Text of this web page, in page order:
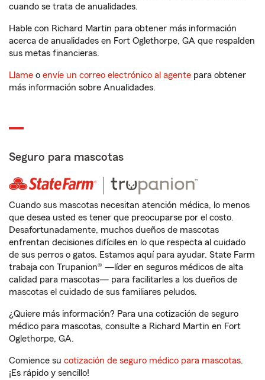
cuando se trata de anualidades.
Hable con Richard Martin para obtener más información
acerca de anualidades en Fort Oglethorpe, GA que respalden
sus metas financieras.
Llame o envíe un correo electrónico al agente para obtener
más información sobre Anualidades.
Seguro para mascotas
Cuando sus mascotas necesitan atención médica, lo menos
que desea usted es tener que preocuparse por el costo.
Desafortunadamente, muchos dueños de mascotas
enfrentan decisiones difíciles en lo que respecta al cuidado
de sus perros o gatos. Estamos aquí para ayudar. State Farm
trabaja con Trupanion® —líder en seguros médicos de alta
calidad para mascotas— para facilitarles a los dueños de
mascotas el cuidado de sus familiares peludos.
¿Quiere más información? Para una cotización de seguro
médico para mascotas, consulte a Richard Martin en Fort
Oglethorpe, GA.
Comience su cotización de seguro médico para mascotas.
¡Es rápido y sencillo!